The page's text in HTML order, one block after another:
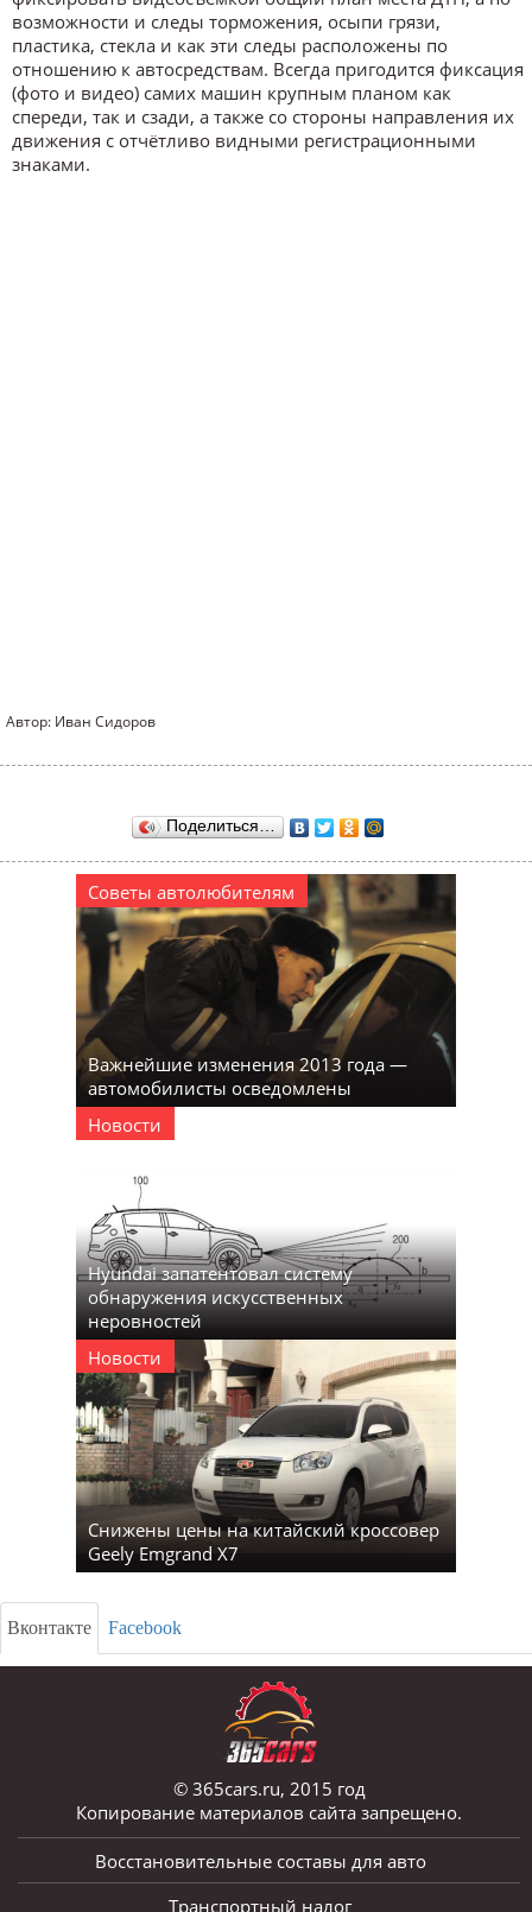
возможности и следы торможения, осыпи грязи,
пластика, стекла и как эти следы расположены по
отношению к автосредствам. Всегда пригодится фиксация
(фото и видео) самих машин крупным планом как
спереди, так и сзади, а также со стороны направления их
движения с отчётливо видными регистрационными
знаками.
Автор: Иван Сидоров
Поделиться…
Советы автолюбителям
Важнейшие изменения 2013 года —
автомобилисты осведомлены
Новости
Hyundai запатентовал систему
обнаружения искусственных
неровностей
Новости
Снижены цены на китайский кроссовер
Geely Emgrand X7
Вконтакте Facebook
© 365cars.ru, 2015 год
Копирование материалов сайта запрещено.
Восстановительные составы для авто
Транспортный налог